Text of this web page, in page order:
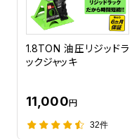
1.8TON 油圧リジッドラ
ックジャッキ
11,000円
32件